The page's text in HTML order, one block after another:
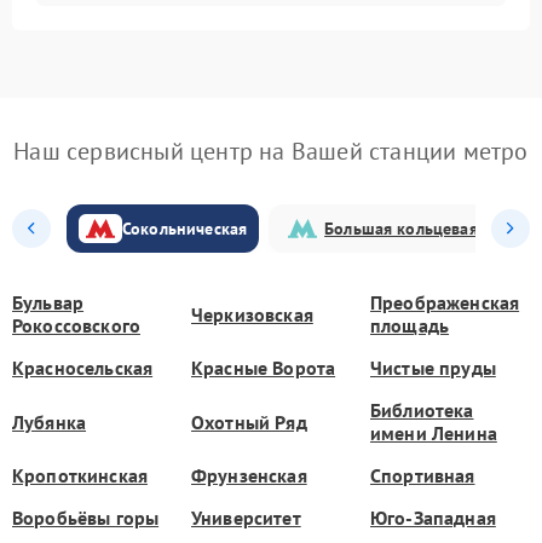
Наш сервисный центр на Вашей станции метро
Сокольническая Большая кольцевая
Бульвар
Рокоссовского
Черкизовская
Преображенская
площадь
Красносельская
Красные Ворота Чистые пруды
Лубянка Охотный Ряд
Библиотека
имени Ленина
Кропоткинская
Фрунзенская
Спортивная
Воробьёвы горы
Университет Юго-Западная